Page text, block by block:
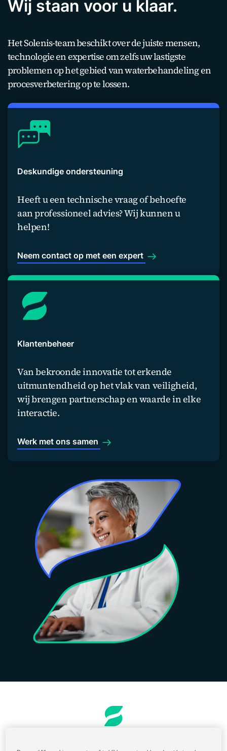
Wij staan voor u klaar.
Het Solenis-team beschikt over de juiste mensen,
technologie en expertise om zelfs uw lastigste
problemen op het gebied van waterbehandeling en
procesverbetering op te lossen.
Deskundige ondersteuning
Heeft u een technische vraag of behoefte
aan professioneel advies? Wij kunnen u
helpen!
Neem contact op met een expert
Klantenbeheer
Van bekroonde innovatie tot erkende
uitmuntendheid op het vlak van veiligheid,
wij brengen partnerschap en waarde in elke
interactie.
Werk met ons samen